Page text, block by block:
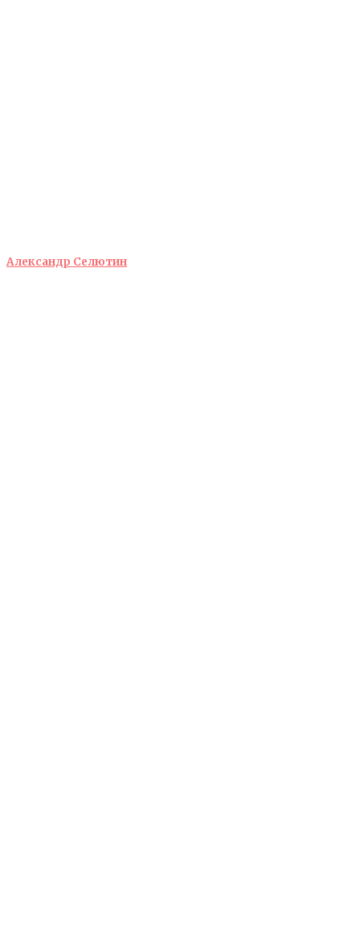
Александр Селютин